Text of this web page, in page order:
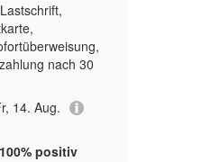
nach 30
14. Aug.
100% positiv